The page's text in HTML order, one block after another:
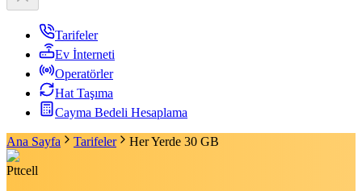
Tarifeler
Ev İnterneti
Operatörler
Hat Taşıma
Cayma Bedeli Hesaplama
Ana Sayfa Tarifeler Her Yerde 30 GB
Pttcell